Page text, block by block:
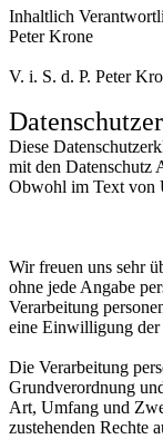
Inhaltlich
Peter Krone
V. i. S. d. P. Peter
Diese
mit den
Obwohl im Text von
Wir freuen uns sehr
ohne jede Angabe
Verarbeitung
eine Einwilligung der
Die Verarbeitung
Grundverordnung
Art, Umfang und
zustehenden Rechte